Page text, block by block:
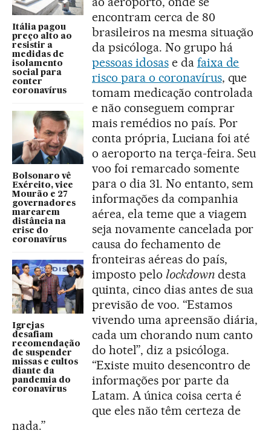
Itália pagou
preço alto ao
resistir a
medidas de
isolamento
social para
conter
coronavírus
Bolsonaro vê
Exército, vice
Mourão e 27
governadores
marcarem
distância na
crise do
coronavírus
Igrejas
desafiam
recomendação
de suspender
missas e cultos
diante da
pandemia do
coronavírus
encontram cerca de 80
brasileiros na mesma situação
da psicóloga. No grupo há
pessoas idosase da faixa de
risco para o coronavírus, que
tomam medicação controlada
e não conseguem comprar
mais remédios no país. Por
conta própria, Luciana foi até
o aeroporto na terça-feira. Seu
voo foi remarcado somente
para o dia 31. No entanto, sem
informações da companhia
aérea, ela teme que a viagem
seja novamente cancelada por
causa do fechamento de
fronteiras aéreas do país,
imposto pelo lockdowndesta
quinta, cinco dias antes de sua
previsão de voo. “Estamos
vivendo uma apreensão diária,
cada um chorando num canto
do hotel”, diz a psicóloga.
“Existe muito desencontro de
informações por parte da
Latam. A única coisa certa é
que eles não têm certeza de
nada.”